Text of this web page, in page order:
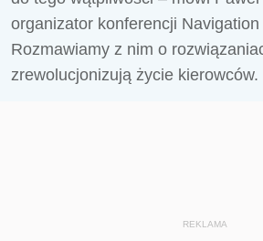
organizator konferencji
Rozmawiamy z nim o
zrewolucjonizują życie kierowców.
REKLAMA